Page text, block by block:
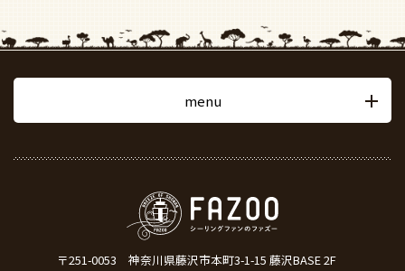
menu
〒251-0053
神奈川県藤沢市本町3-1-15 藤沢BASE 2F